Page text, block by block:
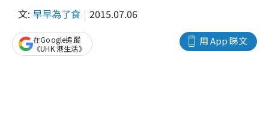
文: 早早為了食 2015.07.06
用 App 睇文
在Google追蹤
《UHK 港生活》